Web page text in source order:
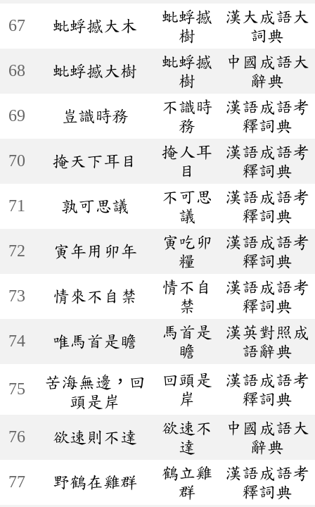
67
蚍蜉撼大木
蚍蜉撼
樹
漢大成語大
詞典
68
蚍蜉撼大樹
蚍蜉撼
樹
中國成語大
辭典
69
豈識時務
不識時
務
漢語成語考
釋詞典
70
掩天下耳目
掩人耳
目
漢語成語考
釋詞典
71
孰可思議
不可思
議
漢語成語考
釋詞典
72
寅年用卯年
寅吃卯
糧
漢語成語考
釋詞典
73
情來不自禁
情不自
禁
漢語成語考
釋詞典
74
唯馬首是瞻
馬首是
瞻
漢英對照成
語辭典
75
苦海無邊，回
頭是岸
回頭是
岸
漢語成語考
釋詞典
76 欲速則不達
欲速不
達
中國成語大
辭典
77
野鶴在雞群
鶴立雞
群
漢語成語考
釋詞典